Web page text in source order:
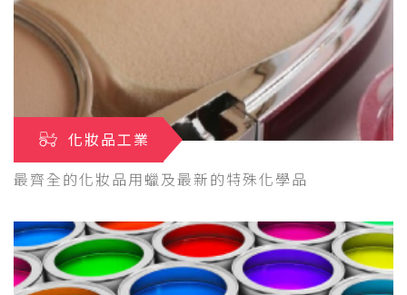
化妝品工業
最齊全的化妝品用蠟及最新的特殊化學品